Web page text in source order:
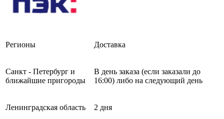
Регионы Доставка
Санкт - Петербург и
ближайшие пригороды
В день заказа (если заказали до
16:00) либо на следующий день
Ленинградская область 2 дня